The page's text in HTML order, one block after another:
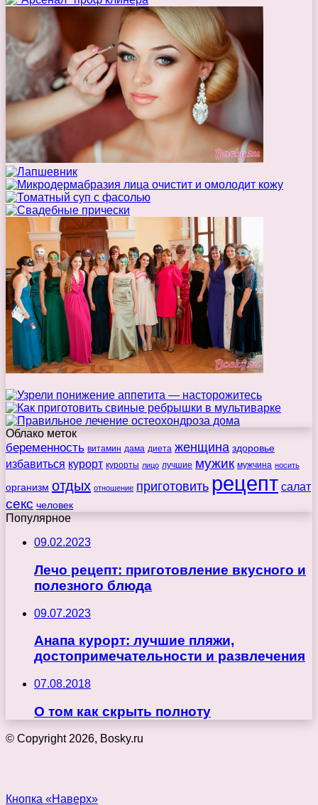
Облако меток
беременность витамин дама диета женщина здоровье
избавиться курорт курорты лицо лучшие мужик мужчина носить
организм отдых отношение приготовить рецепт салат
секс человек
Популярное
09.02.2023
Лечо рецепт: приготовление вкусного и
полезного блюда
09.07.2023
Анапа курорт: лучшие пляжи,
достопримечательности и развлечения
07.08.2018
О том как скрыть полноту
© Copyright 2026, Bosky.ru
Кнопка «Наверх»